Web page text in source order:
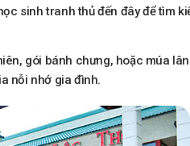
sinh tranh thủ đến đây để tìm
gói bánh chưng, hoặc múa
nỗi nhớ gia đình.